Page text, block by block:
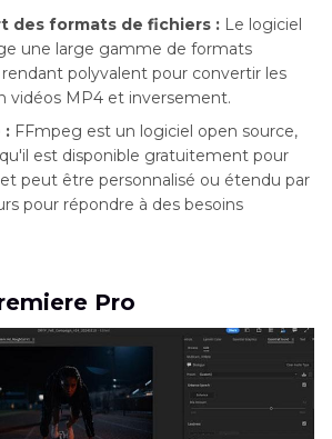
des formats de fichiers : Le logiciel
une large gamme de formats
polyvalent pour convertir les
vidéos MP4 et inversement.
: FFmpeg est un logiciel open source,
est disponible gratuitement pour
peut être personnalisé ou étendu par
pour répondre à des besoins
Pro